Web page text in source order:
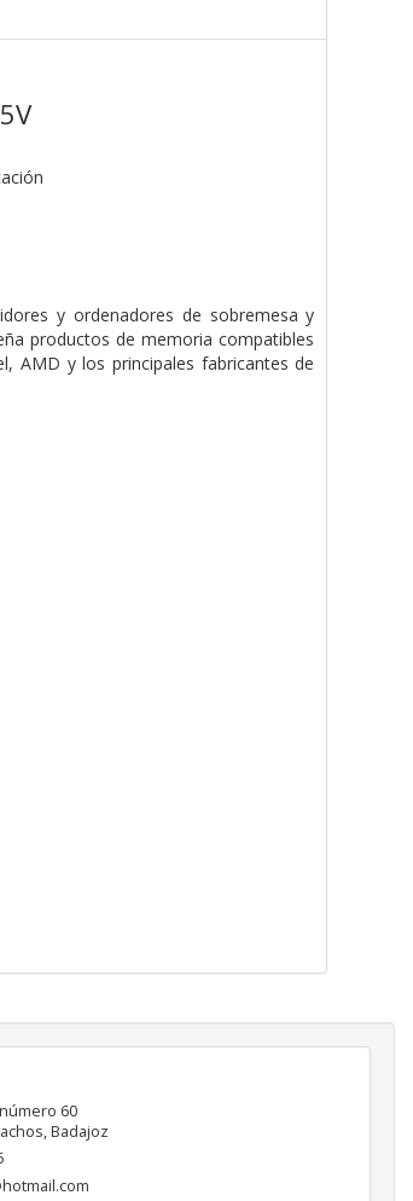
y ordenadores de sobremesa y
productos de memoria compatibles
AMD y los principales fabricantes de
60
,Badajoz